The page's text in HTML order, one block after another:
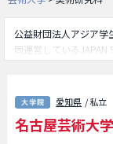
公益財団法人アジア学
同運営しているJAPAN
音楽研究科やデザイン
定員や合格者数など入
な情報を掲載している
愛知県 / 私立
名古屋芸術大学